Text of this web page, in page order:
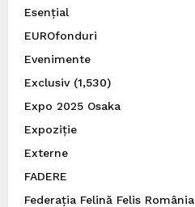
Esențial
EUROfonduri
Evenimente
Exclusiv(1,530)
Expo 2025 Osaka
Expoziție
Externe
FADERE
Federația Felină Felis România